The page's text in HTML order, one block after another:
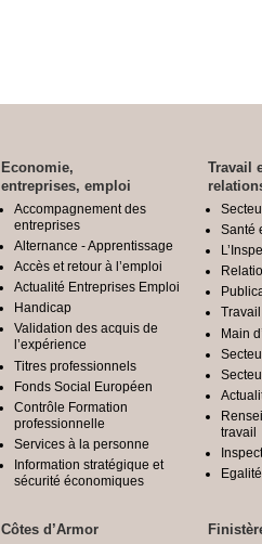
Economie,
entreprises, emploi
Accompagnement des
entreprises
Alternance - Apprentissage
Accès et retour à l’emploi
Actualité Entreprises Emploi
Handicap
Validation des acquis de
l’expérience
Titres professionnels
Fonds Social Européen
Contrôle Formation
professionnelle
Services à la personne
Information stratégique et
sécurité économiques
Travail
Santé
Main
travail
Côtes d’Armor